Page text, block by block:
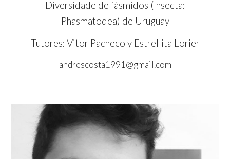
Diversidade de fásmidos (Insecta:
Phasmatodea) de Uruguay
Tutores: Vitor Pacheco y Estrellita Lorier
andrescosta1991@gmail.com